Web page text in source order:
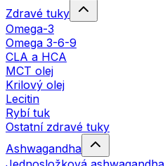
Zdravé tuky
Omega-3
Omega 3-6-9
CLA a HCA
MCT olej
Krilový olej
Lecitin
Rybí tuk
Ostatní zdravé tuky
Ashwagandha